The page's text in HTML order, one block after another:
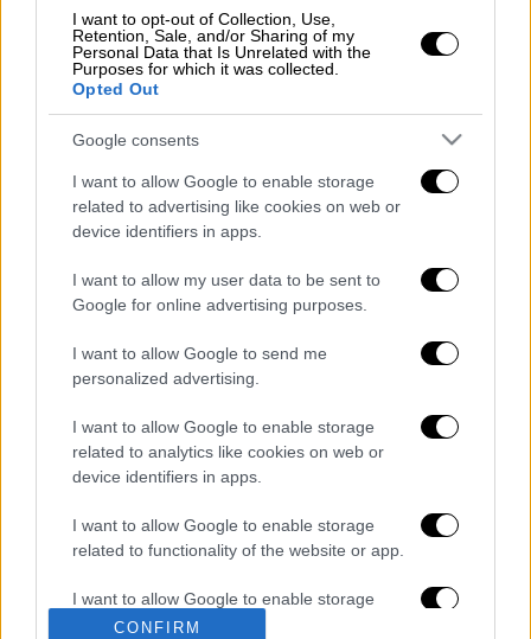
I want to opt-out of Collection, Use,
Retention, Sale, and/or Sharing of my
Personal Data that Is Unrelated with the
Purposes for which it was collected.
Opted Out
Google consents
I want to allow Google to enable storage
related to advertising like cookies on web or
device identifiers in apps.
I want to allow my user data to be sent to
Google for online advertising purposes.
I want to allow Google to send me
personalized advertising.
I want to allow Google to enable storage
related to analytics like cookies on web or
device identifiers in apps.
I want to allow Google to enable storage
related to functionality of the website or app.
I want to allow Google to enable storage
related to personalization.
CONFIRM
Εκτέλεση
Βάζετε σε κατσαρόλα το ρύζι με το νερό
Προσθέτετε το γάλα, τη ζάχαρη και τη
βανίλια και ανακατεύετε.
Όταν το ρύζι βράσει, αφαιρείτε τη
βανίλια και προσθέτετε στην κατσαρόλα
το κορν φλάουρ (διαλυμένο σε λίγο
νερό) ανακατεύοντας.
Συνεχίζετε το μαγείρεμα μέχρι να
είναι ζεστό, το μοιράζετε σε 6 μπολάκια
ή σε 6 ποτήρια.
Το αφήνετε να κρυώσει καλά και το
σερβίρετε πασπαλισμένο με τριμμένη
φλάουρ
κανέλα για το πασπάλισμα